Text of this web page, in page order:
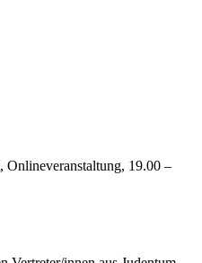
Onlineveranstaltung, 19.00 –